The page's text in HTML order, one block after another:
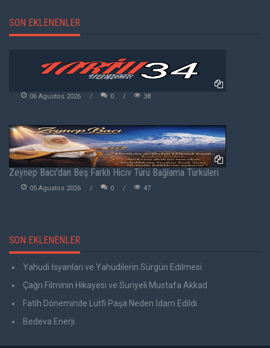
SON EKLENENLER
06 Agustos 2026 0 38
Zeynep Bacı'dan Beş Farklı Hiciv Türü Bağlama Türküleri
05 Agustos 2026 0 47
SON EKLENENLER
Yahudi İsyanları ve Yahudilerin Sürgün Edilmesi
Çağrı Filminin Hikayesi ve Suriyeli Mustafa Akkad
Fatih Döneminde Lütfi Paşa Neden İdam Edildi
Bedeva Enerji